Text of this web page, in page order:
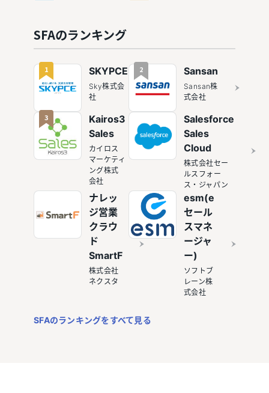
SFA10社
を比較
て業務効
率化
SFAのランキング
1 SKYPCE
Sky株式会
社
2 Sansan
Sansan株
式会社
3
Kairos3
Sales
カイロス
マーケティ
ング株式
会社
Salesforce
Sales
Cloud
株式会社セー
ルスフォー
ス・ジャパン
ナレッ
ジ営業
クラウ
ド
SmartF
株式会社
ネクスタ
esm(e
セール
スマネ
ージャ
ー)
ソフトブ
レーン株
式会社
SFAのランキングをすべて見る